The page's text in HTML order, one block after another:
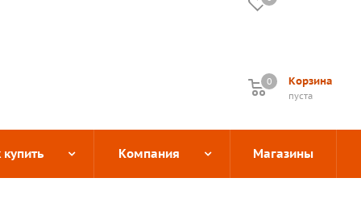
Корзина
0
пуста
0
купить Компания Магазины